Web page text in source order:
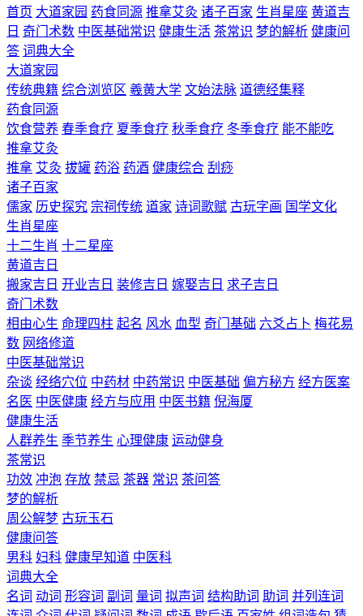
首页 大道家园 药食同源 推拿艾灸 诸子百家 生肖星座 黄道吉
日 奇门术数 中医基础常识 健康生活 茶常识 梦的解析 健康问
答 词典大全
大道家园
传统典籍 综合浏览区 羲黄大学 文始法脉 道德经集释
药食同源
饮食营养 春季食疗 夏季食疗 秋季食疗 冬季食疗 能不能吃
推拿艾灸
推拿 艾灸 拔罐 药浴 药酒 健康综合 刮痧
诸子百家
儒家 历史探究 宗祠传统 道家 诗词歌赋 古玩字画 国学文化
生肖星座
十二生肖 十二星座
黄道吉日
搬家吉日 开业吉日 装修吉日 嫁娶吉日 求子吉日
奇门术数
相由心生 命理四柱 起名 风水 血型 奇门基础 六爻占卜 梅花易
数 网络修道
中医基础常识
杂谈 经络穴位 中药材 中药常识 中医基础 偏方秘方 经方医案
名医 中医健康 经方与应用 中医书籍 倪海厦
健康生活
人群养生 季节养生 心理健康 运动健身
茶常识
功效 冲泡 存放 禁忌 茶器 常识 茶问答
梦的解析
周公解梦 古玩玉石
健康问答
男科 妇科 健康早知道 中医科
词典大全
名词 动词 形容词 副词 量词 拟声词 结构助词 助词 并列连词